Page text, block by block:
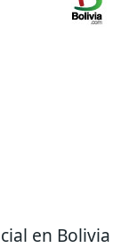
en Bolivia